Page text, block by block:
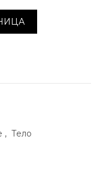
количина
, Тело